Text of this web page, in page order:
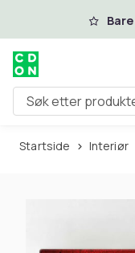
Hopp til
Søk etter produkter
Startside Interiør